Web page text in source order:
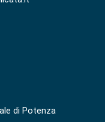
di Potenza